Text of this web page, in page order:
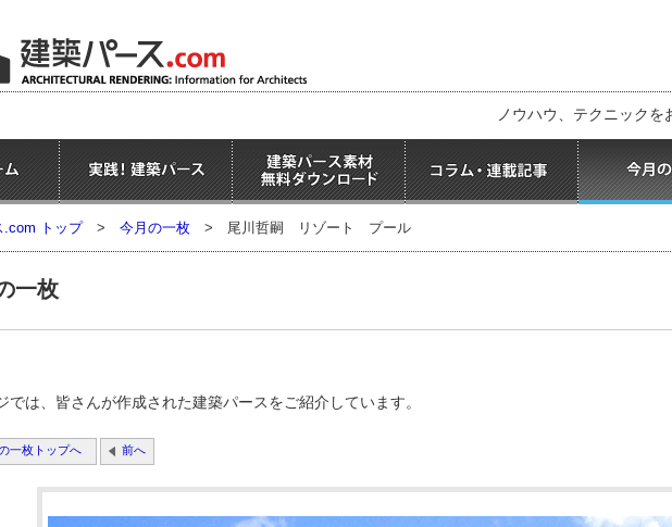
ノウハウ、テクニック
.com トップ > 今月の一枚 > 尾川哲嗣 リゾート プール
一枚
では、皆さんが作成された建築パースをご紹介しています。
一枚トップへ 前へ